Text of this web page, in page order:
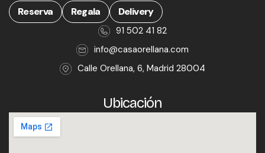
Reserva Regala Delivery
91 502 41 82
info@casaorellana.com
Calle Orellana, 6, Madrid 28004
Ubicación